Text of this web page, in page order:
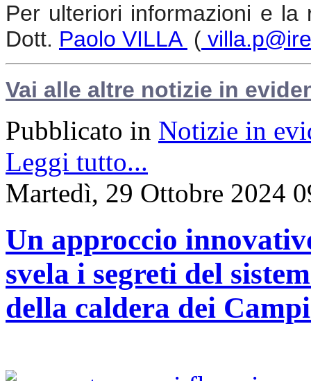
Per ulteriori informazioni e la
Dott. Paolo VILLA (
Vai alle altre notizie in
Pubblicato in Notizie in
Leggi tutto...
Martedì, 29 Ottobre 2024
Un approccio
svela i segreti del
della caldera dei